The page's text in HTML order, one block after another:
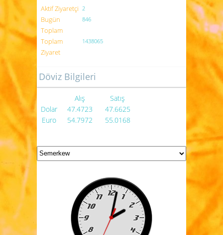
Aktif Ziyaretçi 2
Bugün
Toplam
846
Toplam
Ziyaret
1438065
Döviz Bilgileri
Alış
Satış
Dolar
47.4723
47.6625
Euro
54.7972 55.0168